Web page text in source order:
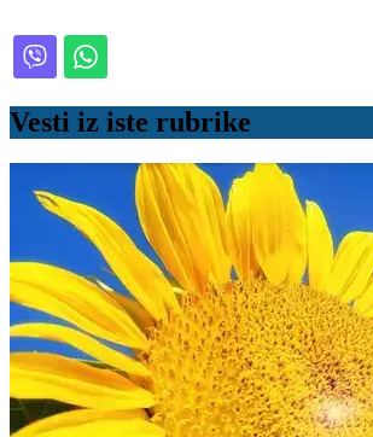
Vesti iz iste rubrike